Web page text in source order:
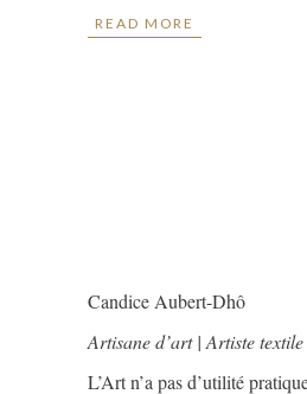
READ MORE
Candice Aubert-Dhô
Artisane d’art | Artiste textile
L’Art n’a pas d’utilité